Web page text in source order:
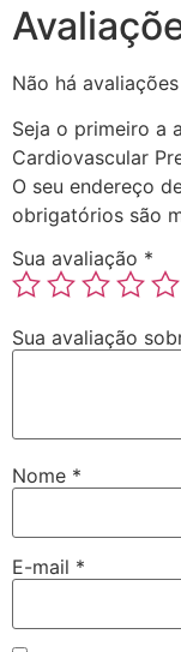
Não há
Seja o primeiro a
Cardiovascular
O seu endereço
obrigatórios são
Sua avaliação *
Sua avaliação
Nome *
E-mail *